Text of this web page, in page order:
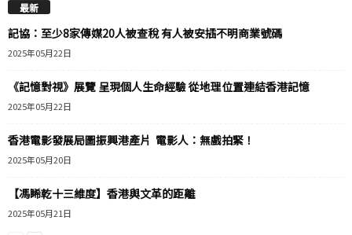
最新
記協：至少8家傳媒20人被查稅 有人被安插不明商業號碼
2025年05月22日
《記憶對視》展覽 呈現個人生命經驗 從地理位置連結香港記憶
2025年05月22日
香港電影發展局圖振興港產片 電影人：無戲拍緊！
2025年05月20日
【馮睎乾十三維度】香港與文革的距離
2025年05月21日